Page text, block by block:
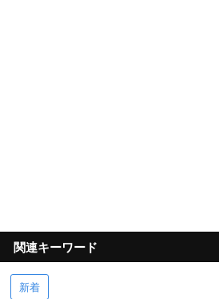
関連キーワード
新着